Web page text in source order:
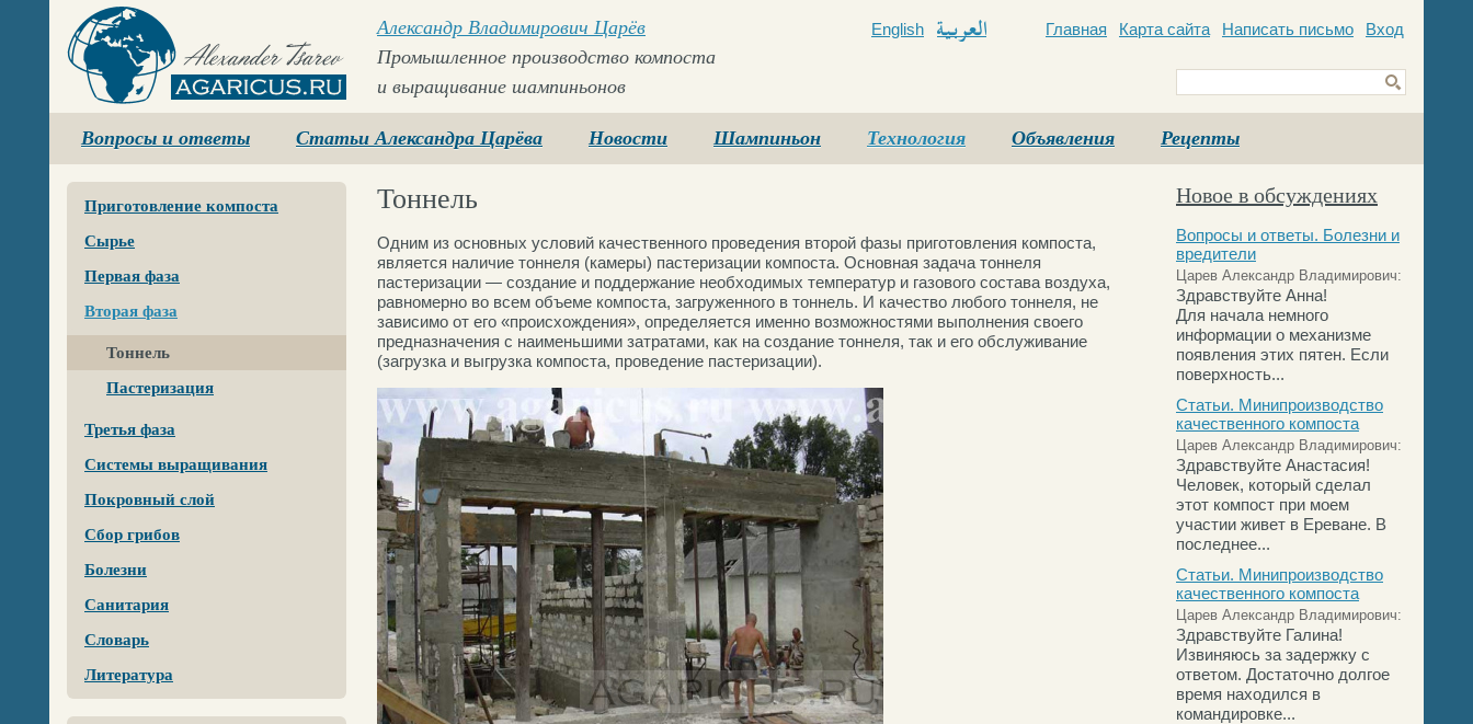
Agaricus.ru
Александр Владимирович Царёв
Промышленное производство компоста
и выращивание шампиньонов
English
Главная Карта сайта Написать письмо Вход
Вопросы и ответы Статьи Александра Царёва Новости Шампиньон Технология Объявления Рецепты
Приготовление компоста
Сырье
Первая фаза
Вторая фаза
Тоннель
Пастеризация
Третья фаза
Системы выращивания
Покровный слой
Сбор грибов
Болезни
Санитария
Словарь
Литература
Тоннель
Одним из основных условий качественного проведения второй фазы приготовления компоста,
является наличие тоннеля (камеры) пастеризации компоста. Основная задача тоннеля
пастеризации — создание и поддержание необходимых температур и газового состава воздуха,
равномерно во всем объеме компоста, загруженного в тоннель. И качество любого тоннеля, не
зависимо от его «происхождения», определяется именно возможностями выполнения своего
предназначения с наименьшими затратами, как на создание тоннеля, так и его обслуживание
(загрузка и выгрузка компоста, проведение пастеризации).
Новое в обсуждениях
Вопросы и ответы. Болезни и
вредители
Царев Александр Владимирович:
Здравствуйте Анна!
Для начала немного
информации о механизме
появления этих пятен. Если
поверхность...
Статьи. Минипроизводство
качественного компоста
Царев Александр Владимирович:
Здравствуйте Анастасия!
Человек, который сделал
этот компост при моем
участии живет в Ереване. В
последнее...
Статьи. Минипроизводство
качественного компоста
Царев Александр Владимирович:
Здравствуйте Галина!
Извиняюсь за задержку с
ответом. Достаточно долгое
время находился в
командировке...